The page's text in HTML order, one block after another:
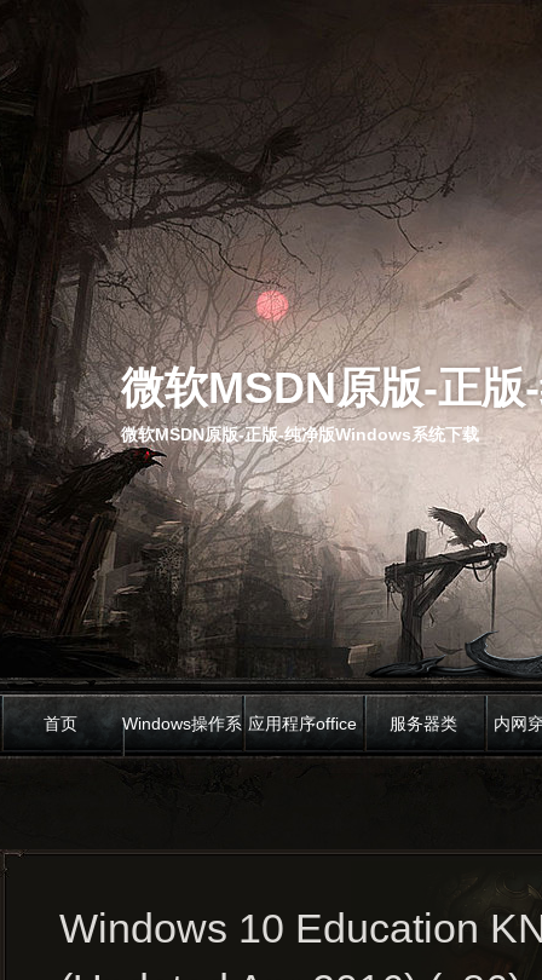
微软MSDN原版-正
微软MSDN原版-正版-纯净版Windows系统下载
首页 Windows操作系 应用程序office 服务器类 内网
Windows 10 Education